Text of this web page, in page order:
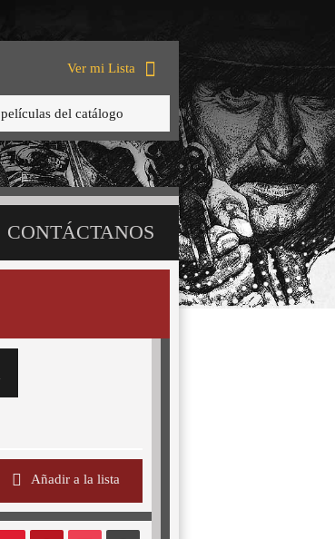
Ver mi Lista
películas del catálogo
CONTÁCTANOS
Añadir a la lista